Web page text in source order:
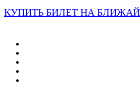
КУПИТЬ БИЛЕТ НА